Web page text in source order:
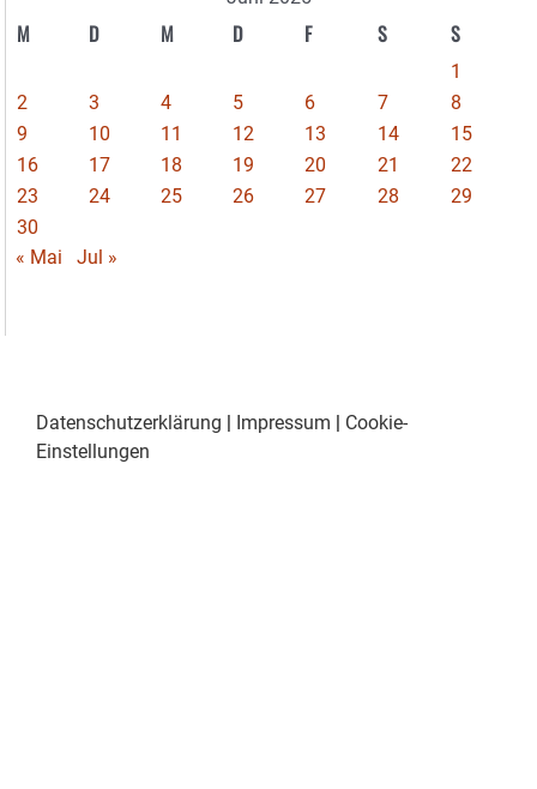
M D M D F S S
1
2
3 4 5 6 7
8
9
10 11 12 13 14
15
16
17 18 19 20 21
22
23
24 25 26 27 28
29
30
« Mai
Jul »
Datenschutzerklärung Impressum
Cookie-
Einstellungen